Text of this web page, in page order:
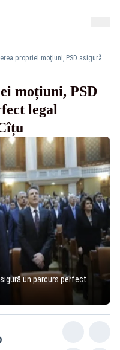
Prin depunerea propriei moțiuni, PSD asigură un parcurs perfect legal demiterii Guvernului Cîțu
moțiuni, PSD
legal
un parcurs perfect